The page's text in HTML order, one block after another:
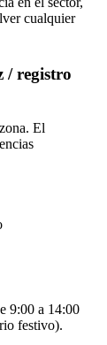
cualquier
/ registro
El
9:00 a 14:00
festivo).